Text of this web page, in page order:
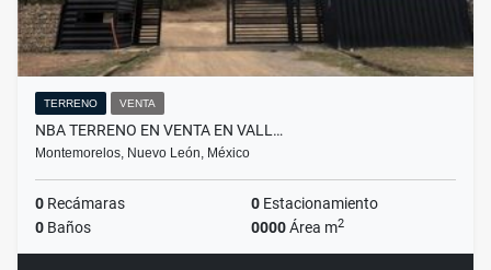
TERRENO VENTA
NBA TERRENO EN VENTA EN VALL…
Montemorelos, Nuevo León, México
0 Recámaras 0 Estacionamiento
0 Baños 0000Área m2